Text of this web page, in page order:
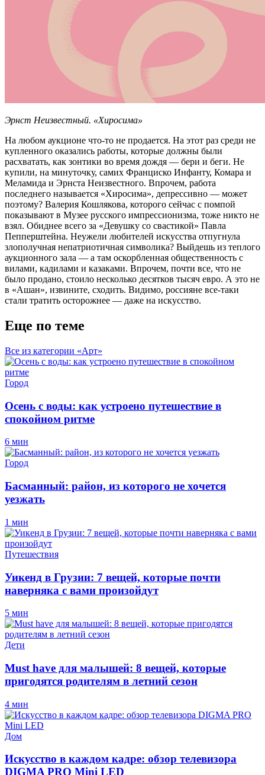
Эрнст Неизвестный. «Хиросима»
На любом аукционе что-то не продается. На этот раз среди не
купленного оказались работы, которые должны были
расхватать, как зонтики во время дождя — бери и беги. Не
купили, на минуточку, самих Франциско Инфанту, Комара и
Меламида и Эрнста Неизвестного. Впрочем, работа
последнего называется «Хиросима», депрессивно — может
поэтому? Валерия Кошлякова, которого сейчас с помпой
показывают в Музее русского импрессионизма, тоже никто не
взял. Обиднее всего за «Девушку со свастикой» Павла
Пепперштейна. Неужели любителей искусства отпугнула
злополучная непатриотичная символика? Выйдешь из теплого
аукционного зала — а там оскорбленная общественность с
вилами, кадилами и казаками. Впрочем, почти все, что не
было продано, стоило несколько десятков тысяч евро. А это не
в «Ашан», извините, сходить. Видимо, россияне все-таки
стали тратить осторожнее — даже на искусство.
Еще по теме
Все из категории «Арт»
Город
Осень с воды: как устроено путешествие в
спокойном ритме
6 мин
Город
Басманный: район, из которого не хочется
уезжать
1 мин
Путешествия
Уикенд в Грузии: 7 вещей, которые почти
наверняка с вами произойдут
5 мин
Дети
Must have для малышей: 8 вещей, которые
пригодятся родителям в летний сезон
4 мин
Дом
Искусство в каждом кадре: обзор телевизора
DIGMA PRO Mini LED